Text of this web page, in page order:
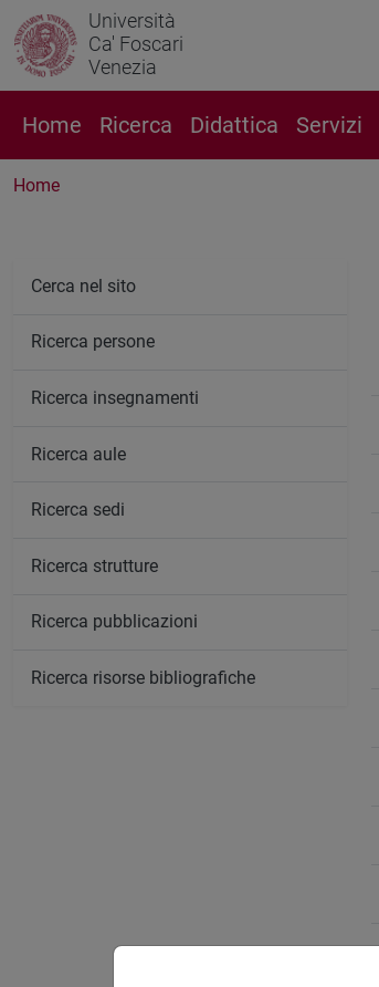
Università
Ca' Foscari
Venezia
Home Ricerca Didattica Servizi
Home
Cerca nel sito
Ricerca persone
Ricerca insegnamenti
Ricerca aule
Ricerca sedi
Ricerca strutture
Ricerca pubblicazioni
Ricerca risorse bibliografiche